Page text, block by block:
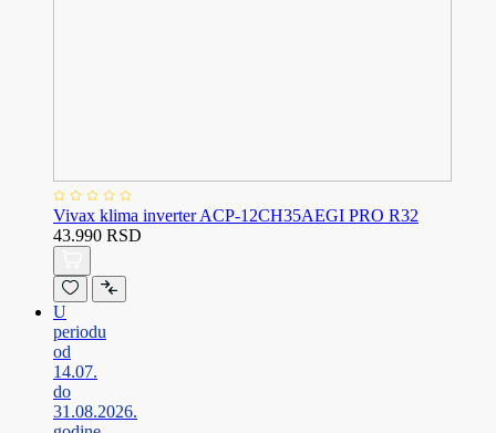
Vivax klima inverter ACP-12CH35AEGI PRO R32
43.990 RSD
U
periodu
od
14.07.
do
31.08.2026.